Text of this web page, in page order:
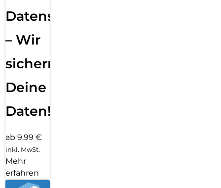
Datensicherung
– Wir
sichern
Deine
Daten!
ab 9,99 €
inkl. MwSt.
Mehr
erfahren